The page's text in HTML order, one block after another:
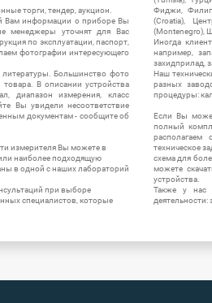
торги, тендер, аукцион.
Вам информации о приборе Вы
менеджеры уточнят для Вас
по эксплуатации, паспорт,
фотографии интересующего
литературы. Большинство фото
В описании устройства
диапазон измерения, класс
Вы увидели несоответствие
документам - сообщите об
измерителя Вы можете в
наиболее подходящую
в одной с наших лабораторий
при выборе
специалистов, которые
Фиджи,
(Croatia),
(Montenegro),
Иногда
например,
захидприлад,
Наш
разных
процедуры:
Если Вы
полный
располагаем
техническое
схема для
можете
устройства.
Также у нас
деятельности: